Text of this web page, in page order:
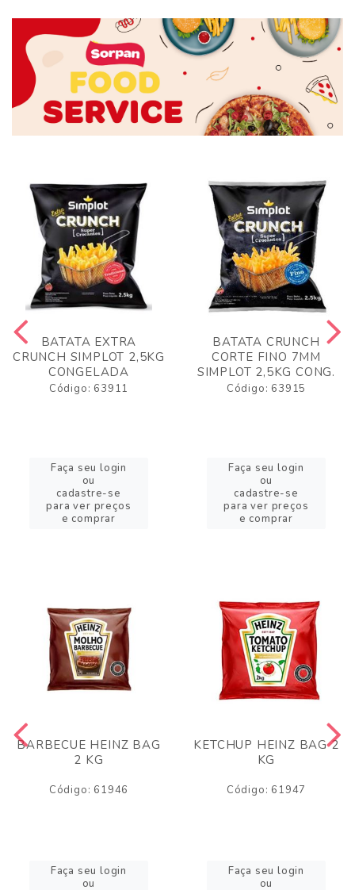
BATATA EXTRA
CRUNCH SIMPLOT 2,5KG
CONGELADA
Código: 63911
Faça seu login
ou
cadastre-se
para ver preços
e comprar
BATATA CRUNCH
CORTE FINO 7MM
SIMPLOT 2,5KG CONG.
Código: 63915
Faça seu login
ou
cadastre-se
para ver preços
e comprar
BARBECUE HEINZ BAG
2 KG
Código: 61946
Faça seu login
ou
KETCHUP HEINZ BAG 2
KG
Código: 61947
Faça seu login
ou